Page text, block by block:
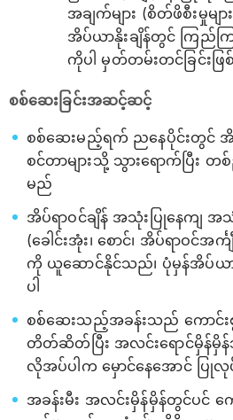
အချက်များ (စိတ်ဖိစီးမှုမ
အိပ်ယာနိုးချိန်တွင် ကြည်က
ကိုပါ မှတ်တမ်းတင်ခြင်းဖ
စစ်ဆေးခြင်းအဆင့်ဆင့်
စစ်ဆေးမည့်ရက် ညနေပိုင်းတွင်
စင်တာများသို့ သွားရောက်ပြီး
မည်
အိပ်ရာဝင်ချိန် အသုံးပြုနေကျ အသုံ
(ခေါင်းအုံး၊ စောင်၊ အိပ်ရာဝင်
ကို ယူဆောင်နိုင်သည်၊ ပုံမှန်အိပ်ယ
ပါ
စစ်ဆေးသည့်အခန်းသည် ကောင်
တိတ်ဆိတ်ပြီး အလင်းရောင်မှိန်မှိ
လိုအပ်ပါက မှောင်နေအောင် ပြု
အခန်းမီး အလင်းမှိန်မှိန်တွင်ပင် က